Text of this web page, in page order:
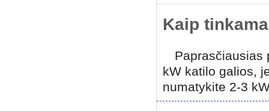
Kaip
Paprasčiausias
kW katilo galios,
numatykite 2-3